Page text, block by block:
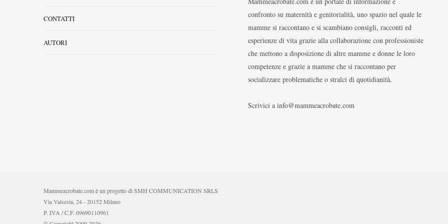
CONTATTI
AUTORI
confronto su maternità e genitorialità, uno spazio nel quale le
mamme si raccontano e si scambiano consigli, racconti ed
esperienze di vita grazie alla collaborazione con professioniste
che mettono a disposizione di altre mamme e donne le loro
competenze e grazie a mamme che si raccontano per
socializzare problematiche o stralci di quotidianità.
Scrivici a info@mammeacrobate.com
Mammeacrobate.com è un progetto di SMH COMMUNICATION SRLS
Via Valsesia, 24 - 20152 Milano
P. IVA / C.F. 09690110961